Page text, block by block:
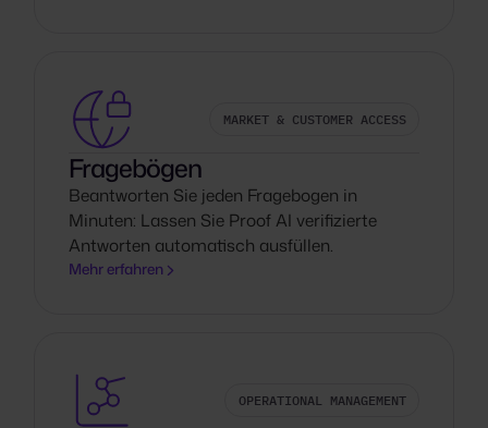
MARKET & CUSTOMER ACCESS
Fragebögen
Beantworten Sie jeden Fragebogen in
Minuten: Lassen Sie Proof AI verifizierte
Antworten automatisch ausfüllen.
Mehr erfahren
OPERATIONAL MANAGEMENT